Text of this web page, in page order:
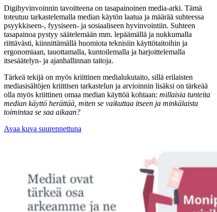
Digihyvinvoinnin tavoitteena on tasapainoinen media-arki. Tämä
toteutuu tarkastelemalla median käytön laatua ja määrää suhteessa
psyykkiseen-, fyysiseen- ja sosiaaliseen hyvinvointiin. Suhteen
tasapainoa pystyy säätelemään mm. lepäämällä ja nukkumalla
riittävästi, kiinnittämällä huomiota teknisiin käyttötaitoihin ja
ergonomiaan, tauottamalla, kuntoilemalla ja harjoittelemalla
itsesäätelyn- ja ajanhallinnan taitoja.
Tärkeä tekijä on myös kriittinen medialukutaito, sillä erilaisten
mediasisältöjen kriittisen tarkastelun ja arvioinnin lisäksi on tärkeää
olla myös kriittinen omaa median käyttöä kohtaan: millaisia tunteita
median käyttö herättää, miten se vaikuttaa itseen ja minkälaista
toimintaa se saa aikaan?
Avaa kuva suurennettuna